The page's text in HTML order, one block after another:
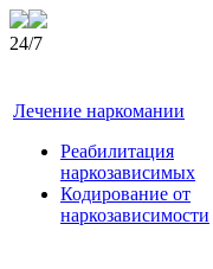
24/7
Лечение наркомании
Реабилитация
наркозависимых
Кодирование от
наркозависимости